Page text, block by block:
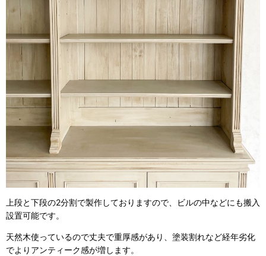
上段と下段の2分割で製作しておりますので、ビルの中などにも搬入
設置可能です。
天然木使っているので丈夫で重厚感があり、塗装割れなど経年劣化
でよりアンティーク感が増します。